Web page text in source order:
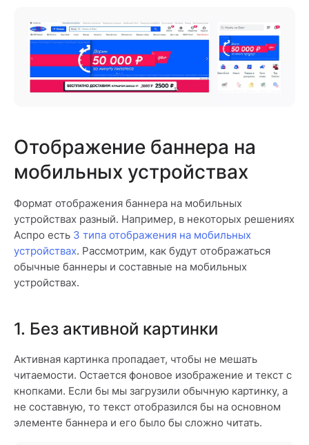
Отображение баннера на
мобильных устройствах
Формат отображения баннера на мобильных
устройствах разный. Например, в некоторых решениях
Аспро есть 3 типа отображения на мобильных
устройствах. Рассмотрим, как будут отображаться
обычные баннеры и составные на мобильных
устройствах.
1. Без активной картинки
Активная картинка пропадает, чтобы не мешать
читаемости. Остается фоновое изображение и текст с
кнопками. Если бы мы загрузили обычную картинку, а
не составную, то текст отобразился бы на основном
элементе баннера и его было бы сложно читать.